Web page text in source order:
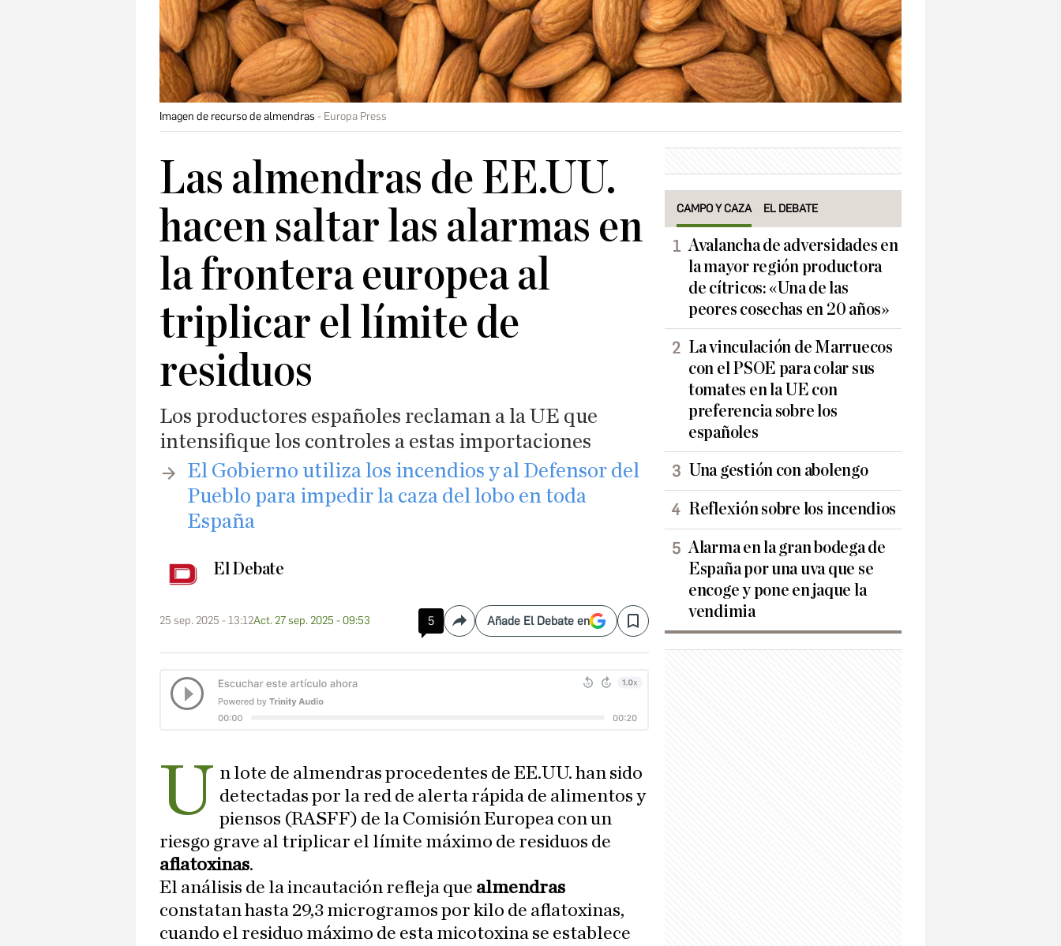
Imagen de recurso de almendras Europa Press
Las almendras de EE.UU.
hacen saltar las alarmas en
la frontera europea al
triplicar el límite de
residuos
Los productores españoles reclaman a la UE que
intensifique los controles a estas importaciones
El Gobierno utiliza los incendios y al Defensor del
Pueblo para impedir la caza del lobo en toda
España
El Debate
25 sep. 2025 - 13:12Act. 27 sep. 2025 - 09:53 5 CompartirAñade El Debate en Save
U n lote de almendras procedentes de EE.UU. han sido
detectadas por la red de alerta rápida de alimentos y
piensos (RASFF) de la Comisión Europea con un
riesgo grave al triplicar el límite máximo de residuos de
aflatoxinas.
El análisis de la incautación refleja que almendras
constatan hasta 29,3 microgramos por kilo de aflatoxinas,
cuando el residuo máximo de esta micotoxina se establece
CAMPO Y CAZA EL DEBATE
Avalancha de adversidades en
la mayor región productora
de cítricos: «Una de las
peores cosechas en 20 años»
La vinculación de Marruecos
con el PSOE para colar sus
tomates en la UE con
preferencia sobre los
españoles
Una gestión con abolengo
Reflexión sobre los incendios
Alarma en la gran bodega de
España por una uva que se
encoge y pone en jaque la
vendimia